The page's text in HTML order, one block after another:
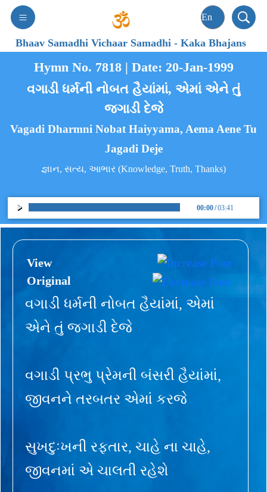
Bhaav Samadhi Vichaar Samadhi-Kaka Bhajans
Hymn No. 7818 | Date: 20-Jan-1999
વગાડી ધર્મની નોબત હૈયાંમાં, એમાં એને તું
જગાડી દેજે
Vagadi Dharmni Nobat Haiyyama, Aema Aene Tu
Jagadi Deje
જ્ઞાન, સત્ય, આભાર (Knowledge, Truth, Thanks)
00:00/03:41
View
Original
વગાડી ધર્મની નોબત હૈયાંમાં, એમાં
એને તું જગાડી દેજે
વગાડી પ્રભુ પ્રેમની બંસરી હૈયાંમાં,
જીવનને તરબતર એમાં કરજે
સુખદુઃખની રફતાર, ચાહે ના ચાહે,
જીવનમાં એ ચાલતી રહેશે